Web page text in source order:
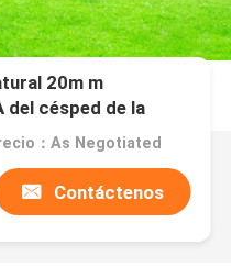
20m m
del césped de la
：As Negotiated
Contáctenos